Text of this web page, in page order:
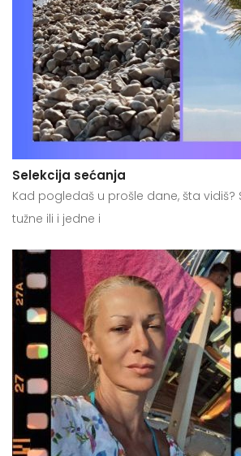
Selekcija sećanja
Kad pogledaš u prošle dane, šta
tužne ili i jedne i